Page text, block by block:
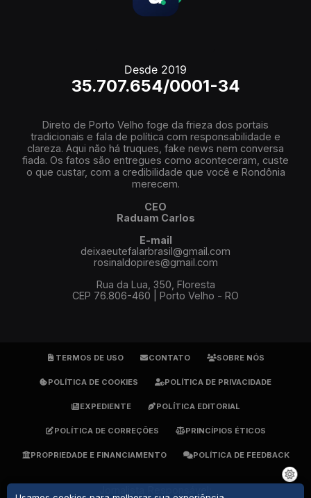
Desde 2019
35.707.654/0001-34
Direto de Porto Velho foge da frieza dos portais
tradicionais e fala de política com responsabilidade e
clareza. Aqui não há truques, fake news nem conversa
fiada. Os fatos são entregues como aconteceram, custe
o que custar, com a credibilidade que você e Rondônia
merecem.
CEO
Raduam Carlos
E-mail
deixaeutefalarbrasil@gmail.com
rosinaldopires@gmail.com
Rua da Lua, 350, Floresta
CEP 76.806-460 | Porto Velho - RO
TERMOS DE USO CONTATO SOBRE NÓS
POLÍTICA DE COOKIES POLÍTICA DE PRIVACIDADE
EXPEDIENTE POLÍTICA EDITORIAL
POLÍTICA DE CORREÇÕES PRINCÍPIOS ÉTICOS
PROPRIEDADE E FINANCIAMENTO POLÍTICA DE FEEDBACK